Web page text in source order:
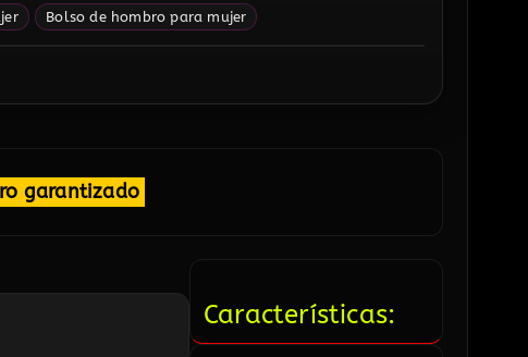
Bolso de hombro para mujer
garantizado
Características: